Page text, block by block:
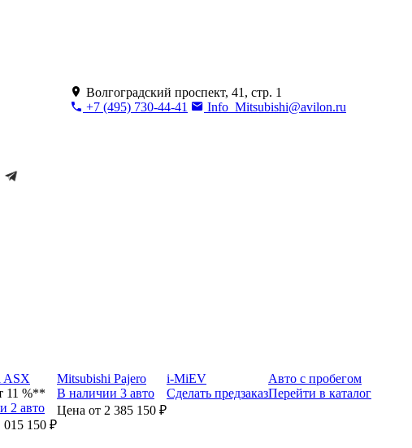
Волгоградский проспект, 41, стр. 1
+7 (495) 730-44-41
Info_Mitsubishi@avilon.ru
ASX
11 %**
2 авто
015 150 ₽
Mitsubishi Pajero
В наличии 3 авто
Цена от 2 385 150 ₽
i-MiEV
Сделать предзаказ
Авто с пробегом
Перейти в каталог